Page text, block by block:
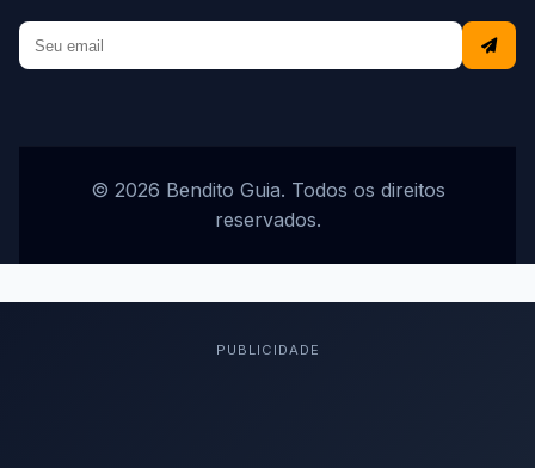
© 2026 Bendito Guia. Todos os direitos
reservados.